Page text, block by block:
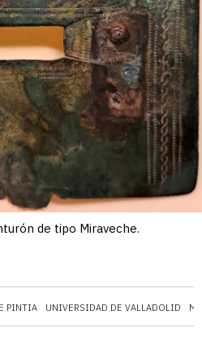
PINTIA UNIVERSIDAD DE VALLADOLID
de tipo Miraveche.